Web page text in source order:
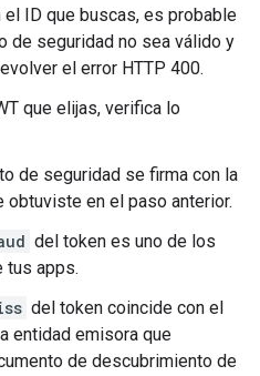
el ID que buscas, es probable
de seguridad no sea válido y
el error HTTP 400.
que elijas, verifica lo
de seguridad se firma con la
obtuviste en el paso anterior.
del token es uno de los
tus apps.
del token coincide con el
entidad emisora que
de descubrimiento de